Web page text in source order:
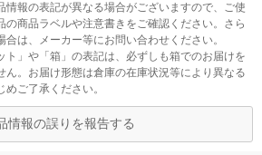
情報の表記が異なる場合がございますので、ご使
の商品ラベルや注意書きをご確認ください。さら
は、メーカー等にお問い合わせください。
ト」や「箱」の表記は、必ずしも箱でのお届けを
ん。お届け形態は倉庫の在庫状況等により異なる
ご了承ください。
情報の誤りを報告する